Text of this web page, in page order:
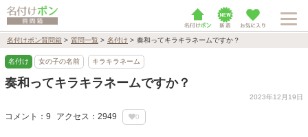
名付けポン質問箱 > 質問一覧 > 名付け > 奏和ってキラキラネームですか？
名付け 女の子の名前 キラキラネーム
奏和ってキラキラネームですか？
2023年12月19日
コメント：9 アクセス：2949 0